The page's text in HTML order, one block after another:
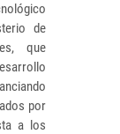
de
que
por
a los